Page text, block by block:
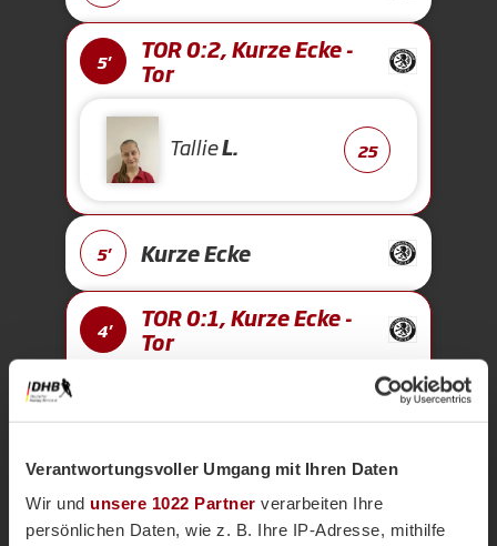
Verantwortungsvoller Umgang mit Ihren Daten
Wir und unsere 1022 Partner verarbeiten Ihre
persönlichen Daten, wie z. B. Ihre IP-Adresse, mithilfe
5'
TOR 0:2, Kurze Ecke -
Tor
TallieL. 25
5' Kurze Ecke
4'
TOR 0:1, Kurze Ecke -
Tor
CarolinaN. 7
4' Kurze Ecke